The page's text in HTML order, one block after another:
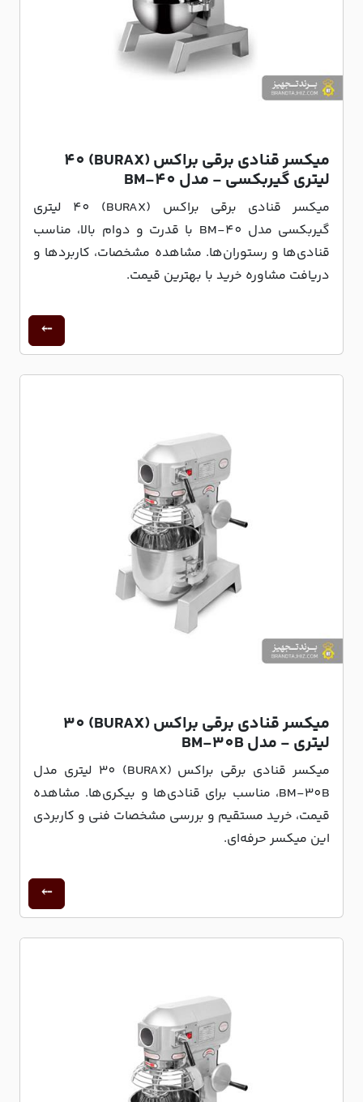
میکسر قنادی برقی براکس (BURAX) 40
لیتری گیربکسی - مدل BM-40
میکسر قنادی برقی براکس (BURAX) 40 لیتری
گیربکسی مدل BM-40 با قدرت و دوام بالا، مناسب
قنادی‌ها و رستوران‌ها. مشاهده مشخصات، کاربردها و
دریافت مشاوره خرید با بهترین قیمت.
میکسر قنادی برقی براکس (BURAX) 30
لیتری - مدل BM-30B
میکسر قنادی برقی براکس (BURAX) 30 لیتری مدل
BM-30B، مناسب برای قنادی‌ها و بیکری‌ها. مشاهده
قیمت، خرید مستقیم و بررسی مشخصات فنی و کاربردی
این میکسر حرفه‌ای.